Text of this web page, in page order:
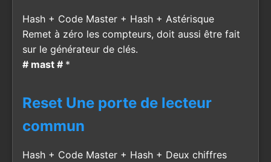
Hash + Code Master + Hash + Astérisque
Remet à zéro les compteurs, doit aussi être fait
sur le générateur de clés.
# mast # *
Reset Une porte de lecteur
commun
Hash + Code Master + Hash + Deux chiffres